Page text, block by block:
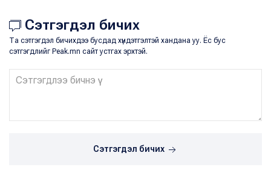
Сэтгэгдэл бичих
Та сэтгэгдэл бичихдээ бусдад хүндэтгэлтэй хандана уу. Ёс бус
сэтгэгдлийг Peak.mn сайт устгах эрхтэй.
Сэтгэгдэл бичих